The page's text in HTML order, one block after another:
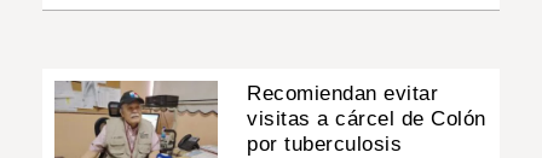
Recomiendan evitar
visitas a cárcel de Colón
por tuberculosis